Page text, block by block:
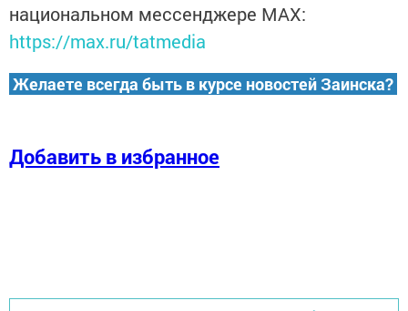
национальном мессенджере MАХ:
https://max.ru/tatmedia
Желаете всегда быть в курсе новостей Заинска?
Добавить в избранное